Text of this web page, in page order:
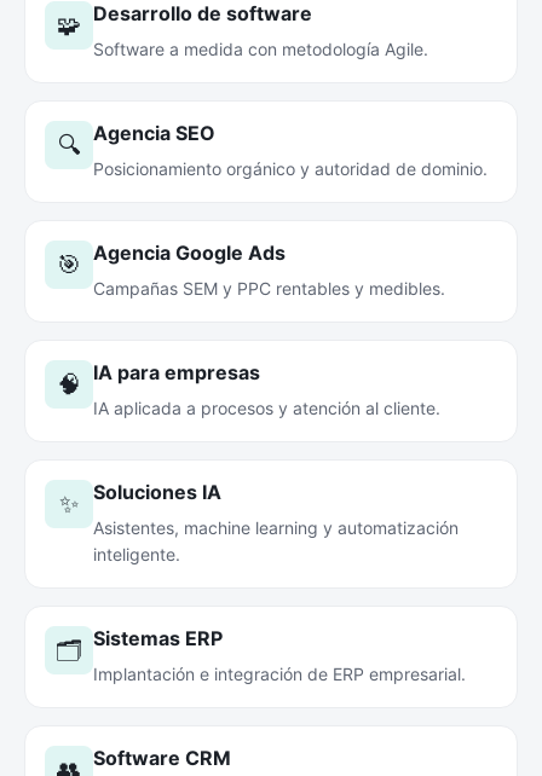
🧩 Desarrollo de software
Software a medida con metodología Agile.
🔍 Agencia SEO
Posicionamiento orgánico y autoridad de dominio.
🎯 Agencia Google Ads
Campañas SEM y PPC rentables y medibles.
🧠 IA para empresas
IA aplicada a procesos y atención al cliente.
✨ Soluciones IA
Asistentes, machine learning y automatización
inteligente.
🗂️ Sistemas ERP
Implantación e integración de ERP empresarial.
👥 Software CRM